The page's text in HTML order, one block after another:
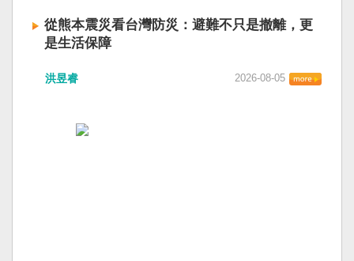
從熊本震災看台灣防災：避難不只是撤離，更
是生活保障
洪昱睿 2026-08-05